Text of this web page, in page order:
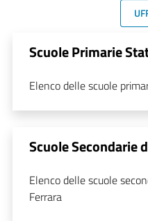
Scuole Primarie
Elenco delle scuole
Scuole Secondarie
Elenco delle scuole
Ferrara